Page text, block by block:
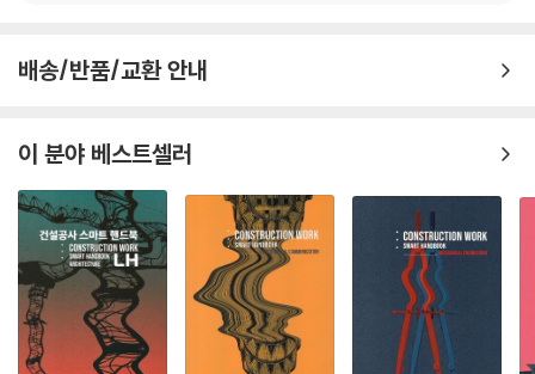
배송/반품/교환 안내
이 분야 베스트셀러